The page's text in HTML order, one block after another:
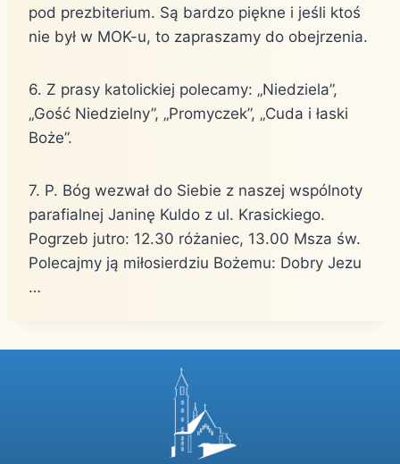
pod prezbiterium. Są bardzo piękne i jeśli ktoś
nie był w MOK-u, to zapraszamy do obejrzenia.
6. Z prasy katolickiej polecamy: „Niedziela”,
„Gość Niedzielny”, „Promyczek”, „Cuda i łaski
Boże”.
7. P. Bóg wezwał do Siebie z naszej wspólnoty
parafialnej Janinę Kuldo z ul. Krasickiego.
Pogrzeb jutro: 12.30 różaniec, 13.00 Msza św.
Polecajmy ją miłosierdziu Bożemu: Dobry Jezu
…